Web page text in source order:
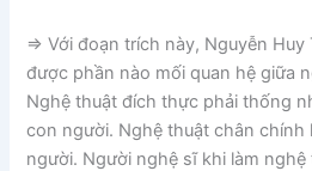
=> Với đoạn trích này, Nguyễn
được phần nào mối quan hệ giữa
Nghệ thuật đích thực phải thống
con người. Nghệ thuật chân chính
người. Người nghệ sĩ khi làm